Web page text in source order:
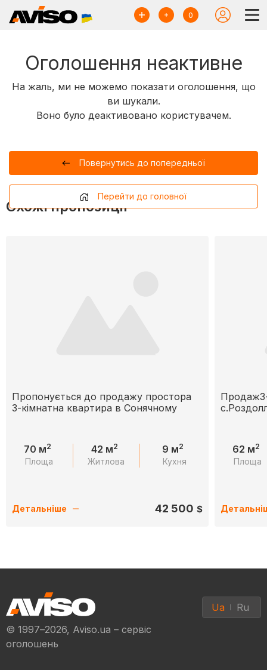
0
Оголошення неактивне
На жаль, ми не можемо показати оголошення, що
ви шукали.
Воно було деактивовано користувачем.
Повернутись до попередньої
Перейти до головної
Схожі пропозиції
Пропонується до продажу простора
3-кімнатна квартира в Сонячному
70 м2
Площа
42 м2
Житлова
9 м2
Кухня
Детальніше 42 500 $
62 м2
Площа
© 1997–2026, Aviso.ua – сервіс
оголошень
Ua Ru